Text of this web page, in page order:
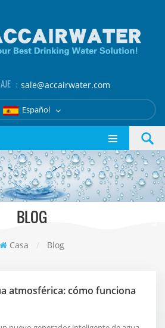
： sale@accairwater.com
Español
BLOG
Casa / Blog
atmosférica: cómo funciona